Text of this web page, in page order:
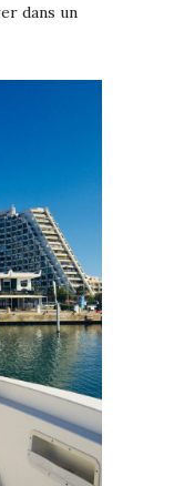
dans un